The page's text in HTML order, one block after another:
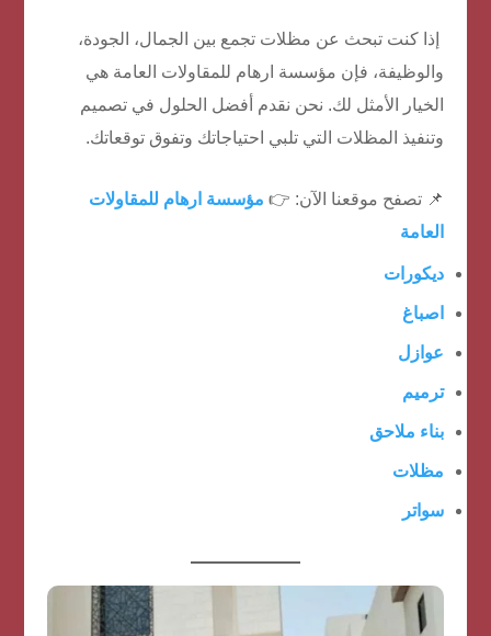
إذا كنت تبحث عن مظلات تجمع بين الجمال، الجودة،
والوظيفة، فإن مؤسسة ارهام للمقاولات العامة هي
الخيار الأمثل لك. نحن نقدم أفضل الحلول في تصميم
وتنفيذ المظلات التي تلبي احتياجاتك وتفوق توقعاتك.
📌 تصفح موقعنا الآن: 👉 مؤسسة ارهام للمقاولات
العامة
ديكورات
اصباغ
عوازل
ترميم
بناء ملاحق
مظلات
سواتر